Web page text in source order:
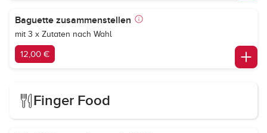
Baguette zusammenstellen
mit 3 x Zutaten nach Wahl
12,00 €
Finger Food